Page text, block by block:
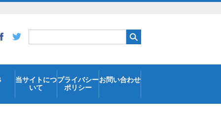
当サイトにつ
いて
プライバシー
ポリシー
お問い合わせ